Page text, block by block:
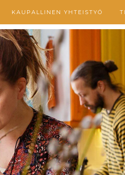
KAUPALLINEN YHTEISTYÖ